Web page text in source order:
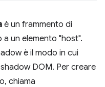
è un frammento di
un elemento "host".
è il modo in cui
DOM. Per creare
chiama